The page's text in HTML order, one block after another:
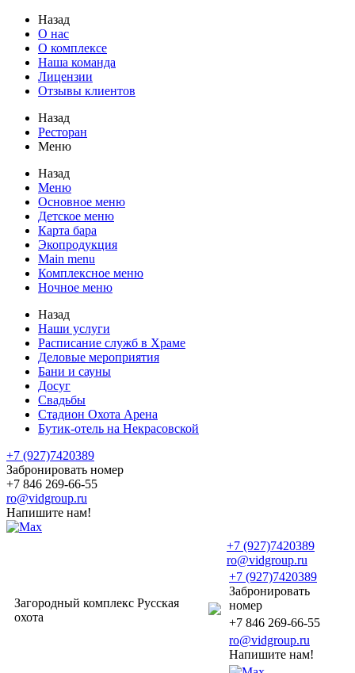
Назад
О нас
О комплексе
Наша команда
Лицензии
Отзывы клиентов
Назад
Ресторан
Меню
Назад
Меню
Основное меню
Детское меню
Карта бара
Экопродукция
Main menu
Комплексное меню
Ночное меню
Назад
Наши услуги
Расписание служб в Храме
Деловые мероприятия
Бани и сауны
Досуг
Свадьбы
Стадион Охота Арена
Бутик-отель на Некрасовской
+7 (927)7420389
Забронировать номер
+7 846 269-66-55
ro@vidgroup.ru
Напишите нам!
Загородный комплекс Русская
охота
+7 (927)7420389
ro@vidgroup.ru
+7 (927)7420389
Забронировать
номер
+7 846 269-66-55
ro@vidgroup.ru
Напишите нам!